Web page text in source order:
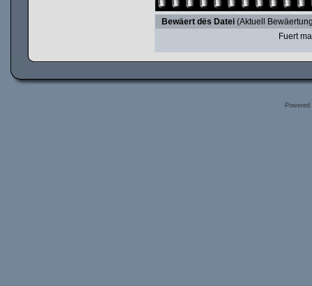
Bewäert dës Datei(Aktuell
Fuert